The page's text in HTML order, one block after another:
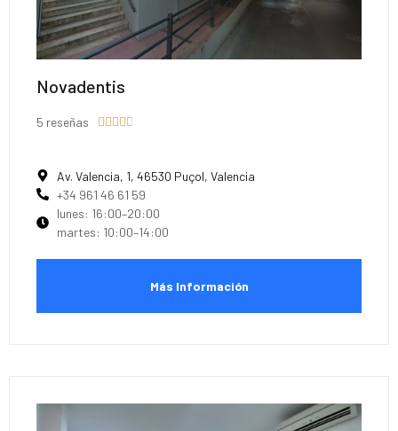
Novadentis
5 reseñas 
Av. Valencia, 1, 46530 Puçol, Valencia
+34 961 46 61 59
lunes: 16:00–20:00
martes: 10:00–14:00
Más Información